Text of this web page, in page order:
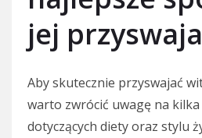
jej
Aby skutecznie przyswajać
warto zwrócić uwagę na kilka
dotyczących diety oraz stylu